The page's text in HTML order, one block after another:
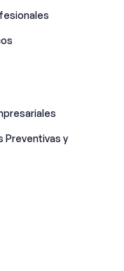
Preventivas y